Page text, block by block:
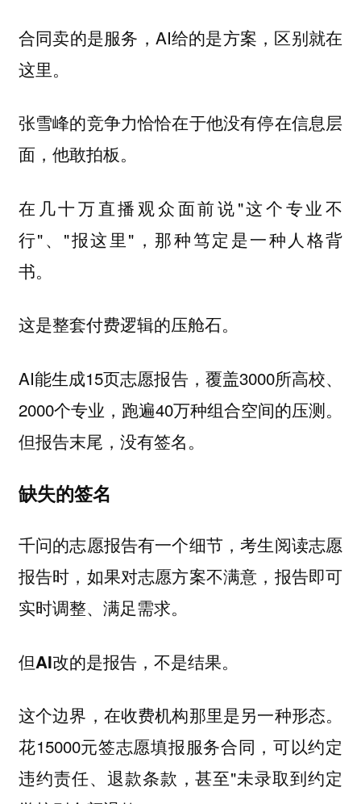
合同卖的是服务，AI给的是方案，区别就在
这里。
张雪峰的竞争力恰恰在于他没有停在信息层
面，他敢拍板。
在几十万直播观众面前说"这个专业不
行"、"报这里"，那种笃定是一种人格背
书。
这是整套付费逻辑的压舱石。
AI能生成15页志愿报告，覆盖3000所高校、
2000个专业，跑遍40万种组合空间的压测。
但报告末尾，没有签名。
缺失的签名
千问的志愿报告有一个细节，考生阅读志愿
报告时，如果对志愿方案不满意，报告即可
实时调整、满足需求。
但AI改的是报告，不是结果。
这个边界，在收费机构那里是另一种形态。
花15000元签志愿填报服务合同，可以约定
违约责任、退款条款，甚至"未录取到约定